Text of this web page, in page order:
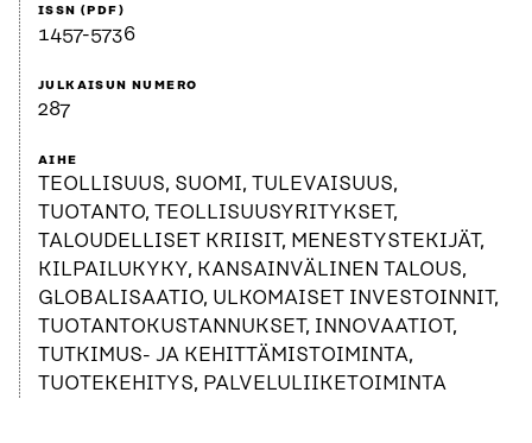
ISSN (PDF)
1457-5736
JULKAISUN NUMERO
287
AIHE
TEOLLISUUS, SUOMI, TULEVAISUUS,
TUOTANTO, TEOLLISUUSYRITYKSET,
TALOUDELLISET KRIISIT, MENESTYSTEKIJÄT,
KILPAILUKYKY, KANSAINVÄLINEN TALOUS,
GLOBALISAATIO, ULKOMAISET INVESTOINNIT,
TUOTANTOKUSTANNUKSET, INNOVAATIOT,
TUTKIMUS- JA KEHITTÄMISTOIMINTA,
TUOTEKEHITYS, PALVELULIIKETOIMINTA